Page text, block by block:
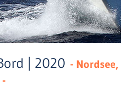
| 2020 - Nordsee,